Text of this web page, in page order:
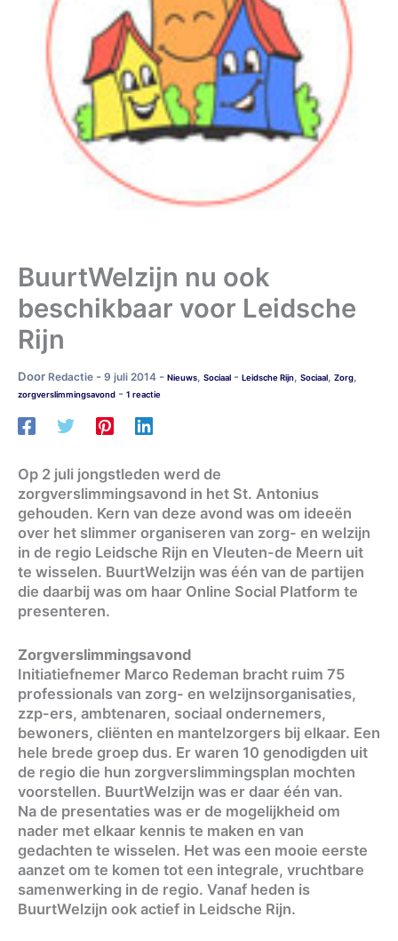
BuurtWelzijn nu ook
beschikbaar voor Leidsche
Rijn
Door Redactie - 9 juli 2014 - Nieuws, Sociaal - Leidsche Rijn, Sociaal, Zorg,
zorgverslimmingsavond - 1 reactie
Op 2 juli jongstleden werd de
zorgverslimmingsavond in het St. Antonius
gehouden. Kern van deze avond was om ideeën
over het slimmer organiseren van zorg- en welzijn
in de regio Leidsche Rijn en Vleuten-de Meern uit
te wisselen. BuurtWelzijn was één van de partijen
die daarbij was om haar Online Social Platform te
presenteren.
Zorgverslimmingsavond
Initiatiefnemer Marco Redeman bracht ruim 75
professionals van zorg- en welzijnsorganisaties,
zzp-ers, ambtenaren, sociaal ondernemers,
bewoners, cliënten en mantelzorgers bij elkaar. Een
hele brede groep dus. Er waren 10 genodigden uit
de regio die hun zorgverslimmingsplan mochten
voorstellen. BuurtWelzijn was er daar één van.
Na de presentaties was er de mogelijkheid om
nader met elkaar kennis te maken en van
gedachten te wisselen. Het was een mooie eerste
aanzet om te komen tot een integrale, vruchtbare
samenwerking in de regio. Vanaf heden is
BuurtWelzijn ook actief in Leidsche Rijn.